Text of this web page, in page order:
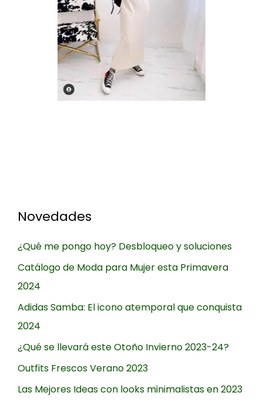
Novedades
¿Qué me pongo hoy? Desbloqueo y soluciones
Catálogo de Moda para Mujer esta Primavera
2024
Adidas Samba: El icono atemporal que conquista
2024
¿Qué se llevará este Otoño Invierno 2023-24?
Outfits Frescos Verano 2023
Las Mejores Ideas con looks minimalistas en 2023